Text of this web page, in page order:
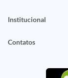
Institucional
Contatos